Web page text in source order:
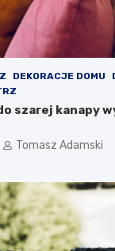
DEKORACJE DOMU
szarej kanapy
Tomasz Adamski